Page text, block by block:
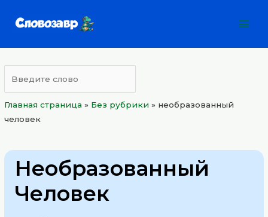
Главная страница » Без рубрики » необразованный
человек
Необразованный
Человек